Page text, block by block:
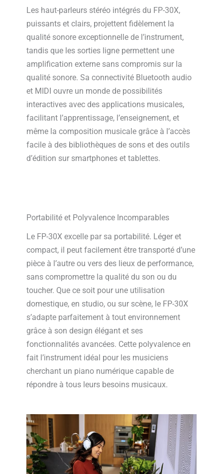
Les haut-parleurs stéréo intégrés du FP-30X,
puissants et clairs, projettent fidèlement la
qualité sonore exceptionnelle de l’instrument,
tandis que les sorties ligne permettent une
amplification externe sans compromis sur la
qualité sonore. Sa connectivité Bluetooth audio
et MIDI ouvre un monde de possibilités
interactives avec des applications musicales,
facilitant l’apprentissage, l’enseignement, et
même la composition musicale grâce à l’accès
facile à des bibliothèques de sons et des outils
d’édition sur smartphones et tablettes.
Portabilité et Polyvalence Incomparables
Le FP-30X excelle par sa portabilité. Léger et
compact, il peut facilement être transporté d’une
pièce à l’autre ou vers des lieux de performance,
sans compromettre la qualité du son ou du
toucher. Que ce soit pour une utilisation
domestique, en studio, ou sur scène, le FP-30X
s’adapte parfaitement à tout environnement
grâce à son design élégant et ses
fonctionnalités avancées. Cette polyvalence en
fait l’instrument idéal pour les musiciens
cherchant un piano numérique capable de
répondre à tous leurs besoins musicaux.